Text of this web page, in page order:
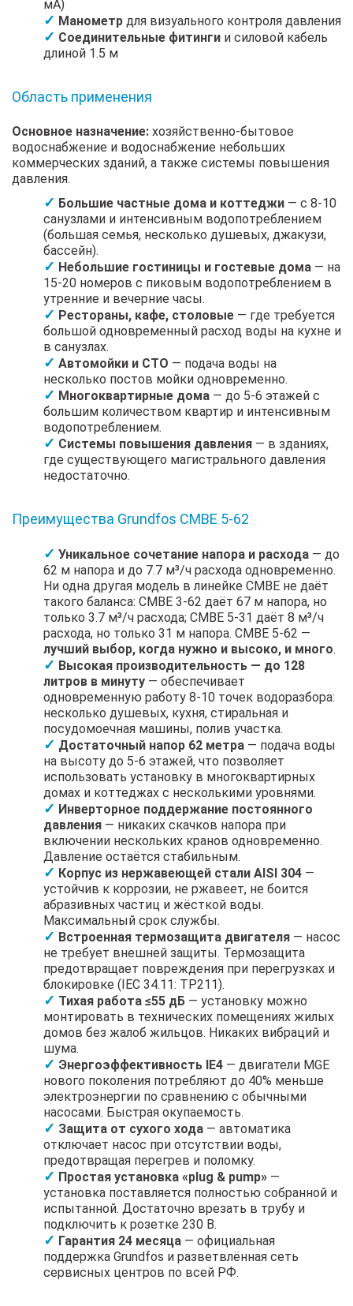
мА)
Манометр для визуального контроля давления
Соединительные фитинги и силовой кабель
длиной 1.5 м
Область применения
Основное назначение: хозяйственно-бытовое
водоснабжение и водоснабжение небольших
коммерческих зданий, а также системы повышения
давления.
Большие частные дома и коттеджи — с 8-10
санузлами и интенсивным водопотреблением
(большая семья, несколько душевых, джакузи,
бассейн).
Небольшие гостиницы и гостевые дома — на
15-20 номеров с пиковым водопотреблением в
утренние и вечерние часы.
Рестораны, кафе, столовые — где требуется
большой одновременный расход воды на кухне и
в санузлах.
Автомойки и СТО — подача воды на
несколько постов мойки одновременно.
Многоквартирные дома — до 5-6 этажей с
большим количеством квартир и интенсивным
водопотреблением.
Системы повышения давления — в зданиях,
где существующего магистрального давления
недостаточно.
Преимущества Grundfos CMBE 5-62
Уникальное сочетание напора и расхода — до
62 м напора и до 7.7 м³/ч расхода одновременно.
Ни одна другая модель в линейке CMBE не даёт
такого баланса: CMBE 3-62 даёт 67 м напора, но
только 3.7 м³/ч расхода; CMBE 5-31 даёт 8 м³/ч
расхода, но только 31 м напора. CMBE 5-62 —
лучший выбор, когда нужно и высоко, и много.
Высокая производительность — до 128
литров в минуту — обеспечивает
одновременную работу 8-10 точек водоразбора:
несколько душевых, кухня, стиральная и
посудомоечная машины, полив участка.
Достаточный напор 62 метра — подача воды
на высоту до 5-6 этажей, что позволяет
использовать установку в многоквартирных
домах и коттеджах с несколькими уровнями.
Инверторное поддержание постоянного
давления — никаких скачков напора при
включении нескольких кранов одновременно.
Давление остаётся стабильным.
Корпус из нержавеющей стали AISI 304 —
устойчив к коррозии, не ржавеет, не боится
абразивных частиц и жёсткой воды.
Максимальный срок службы.
Встроенная термозащита двигателя — насос
не требует внешней защиты. Термозащита
предотвращает повреждения при перегрузках и
блокировке (IEC 34.11: TP211).
Тихая работа ≤55 дБ — установку можно
монтировать в технических помещениях жилых
домов без жалоб жильцов. Никаких вибраций и
шума.
Энергоэффективность IE4 — двигатели MGE
нового поколения потребляют до 40% меньше
электроэнергии по сравнению с обычными
насосами. Быстрая окупаемость.
Защита от сухого хода — автоматика
отключает насос при отсутствии воды,
предотвращая перегрев и поломку.
Простая установка «plug & pump» —
установка поставляется полностью собранной и
испытанной. Достаточно врезать в трубу и
подключить к розетке 230 В.
Гарантия 24 месяца — официальная
поддержка Grundfos и разветвлённая сеть
сервисных центров по всей РФ.